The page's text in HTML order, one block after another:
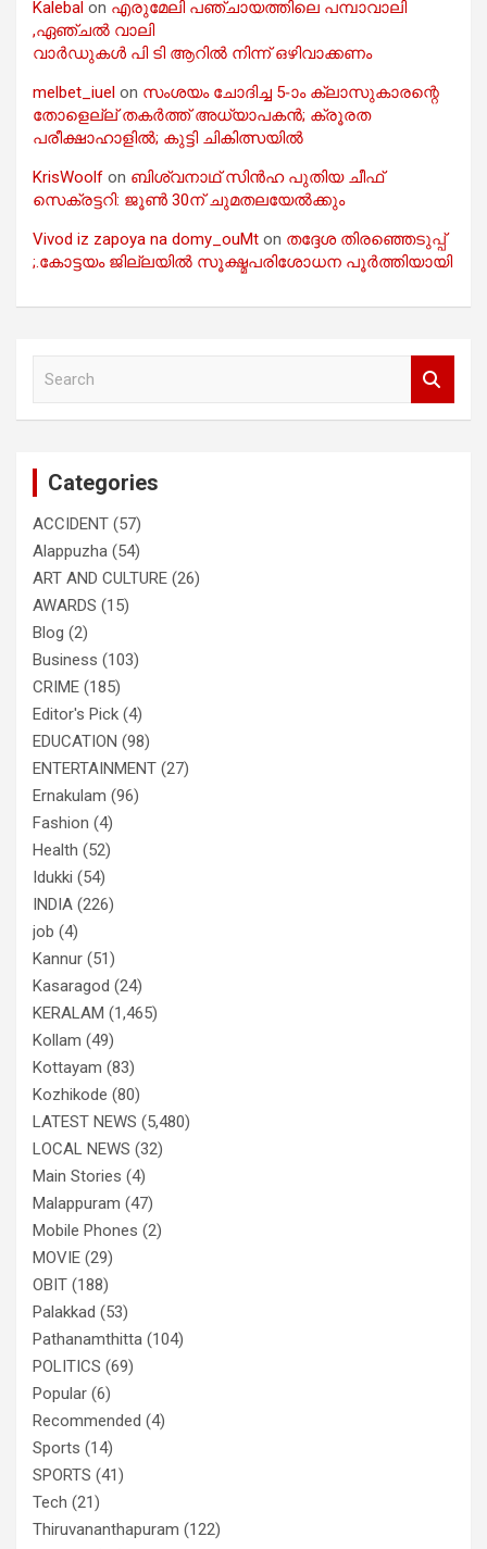
Kalebal on എരുമേലി പഞ്ചായത്തിലെ പമ്പാവാലി
,ഏഞ്ചൽ വാലി
വാർഡുകൾ പി ടി ആറിൽ നിന്ന് ഒഴിവാക്കണം
melbet_iuel on സംശയം ചോദിച്ച 5-ാം ക്ലാസുകാരന്റെ
തോളെല്ല് തകർത്ത് അധ്യാപകൻ; ക്രൂരത
പരീക്ഷാഹാളിൽ; കുട്ടി ചികിത്സയിൽ
KrisWoolf on ബിശ്വനാഥ് സിൻഹ പുതിയ ചീഫ്
സെക്രട്ടറി: ജൂൺ 30ന് ചുമതലയേൽക്കും
Vivod iz zapoya na domy_ouMt on തദ്ദേശ തിരഞ്ഞെടുപ്പ്
;.കോട്ടയം ജില്ലയിൽ സൂക്ഷ്മപരിശോധന പൂർത്തിയായി
Categories
ACCIDENT (57)
Alappuzha (54)
ART AND CULTURE (26)
AWARDS (15)
Blog (2)
Business (103)
CRIME (185)
Editor's Pick (4)
EDUCATION (98)
ENTERTAINMENT (27)
Ernakulam (96)
Fashion (4)
Health (52)
Idukki (54)
INDIA (226)
job (4)
Kannur (51)
Kasaragod (24)
KERALAM (1,465)
Kollam (49)
Kottayam (83)
Kozhikode (80)
LATEST NEWS (5,480)
LOCAL NEWS (32)
Main Stories (4)
Malappuram (47)
Mobile Phones (2)
MOVIE (29)
OBIT (188)
Palakkad (53)
Pathanamthitta (104)
POLITICS (69)
Popular (6)
Recommended (4)
Sports (14)
SPORTS (41)
Tech (21)
Thiruvananthapuram (122)